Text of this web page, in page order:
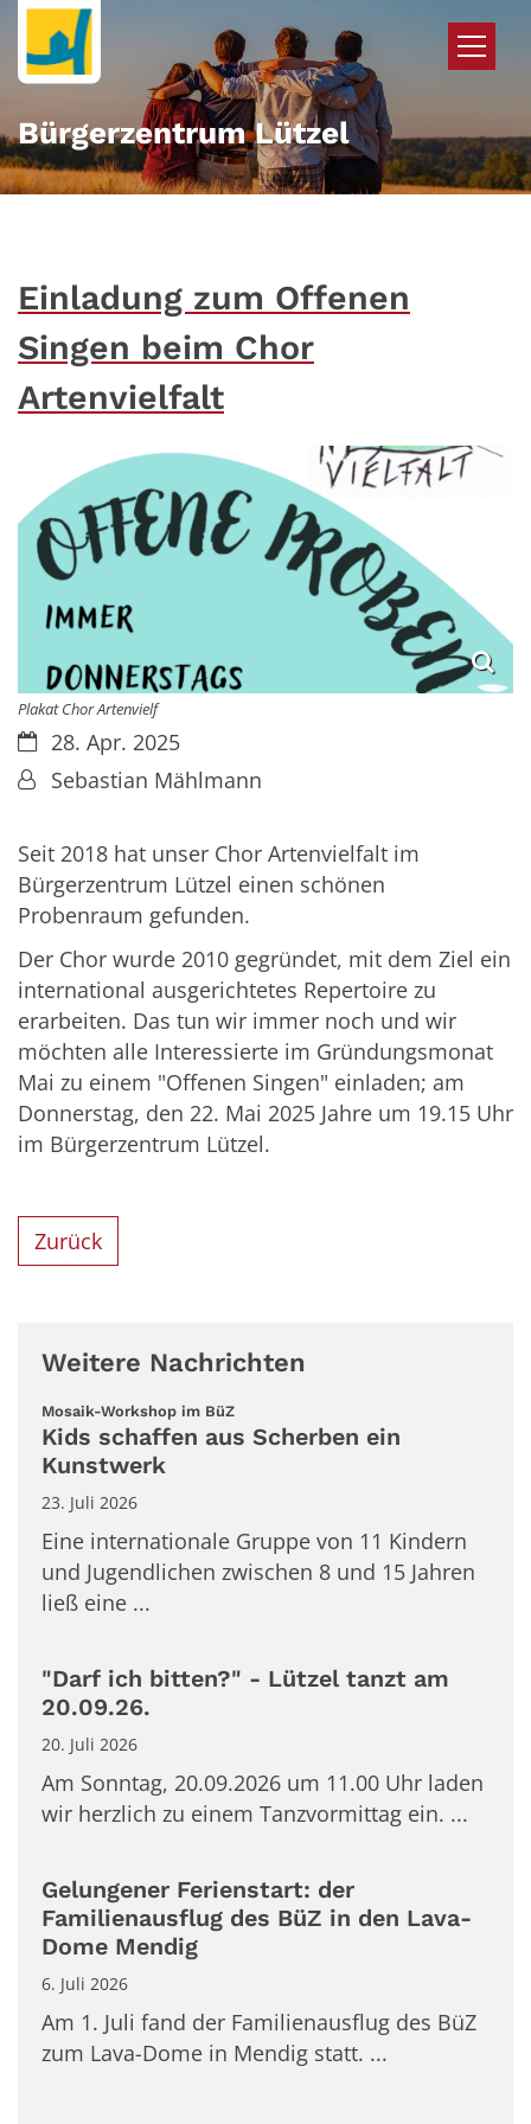
Zum Inhalt springen
Bürgerzentrum Lützel
Einladung zum Offenen
Singen beim Chor
Artenvielfalt
Plakat Chor Artenvielf
Datum:28. Apr. 2025
Von:Sebastian Mählmann
Seit 2018 hat unser Chor Artenvielfalt im
Bürgerzentrum Lützel einen schönen
Probenraum gefunden.
Der Chor wurde 2010 gegründet, mit dem Ziel ein
international ausgerichtetes Repertoire zu
erarbeiten. Das tun wir immer noch und wir
möchten alle Interessierte im Gründungsmonat
Mai zu einem "Offenen Singen" einladen; am
Donnerstag, den 22. Mai 2025 Jahre um 19.15 Uhr
im Bürgerzentrum Lützel.
Zurück
Weitere Nachrichten
Mosaik-Workshop im BüZ:
Kids schaffen aus Scherben ein
Kunstwerk
23. Juli 2026
Eine internationale Gruppe von 11 Kindern
und Jugendlichen zwischen 8 und 15 Jahren
ließ eine ...
"Darf ich bitten?" - Lützel tanzt am
20.09.26.
20. Juli 2026
Am Sonntag, 20.09.2026 um 11.00 Uhr laden
wir herzlich zu einem Tanzvormittag ein. ...
Gelungener Ferienstart: der
Familienausflug des BüZ in den Lava-
Dome Mendig
6. Juli 2026
Am 1. Juli fand der Familienausflug des BüZ
zum Lava-Dome in Mendig statt. ...